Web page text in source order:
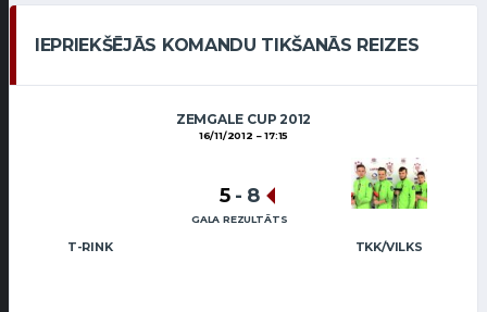
IEPRIEKŠĒJĀS KOMANDU TIKŠANĀS REIZES
ZEMGALE CUP 2012
16/11/2012 17:15
T-RINK TKK/VILKS
5 - 8
GALA REZULTĀTS